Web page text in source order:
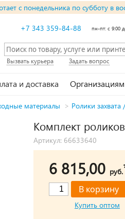
с понедельника по субботу в
+7 343 359-84-88 пн-пт: с 9:00
Вызвать курьера Задать вопрос
и доставка Организациям
материалы > Ролики
Комплект
Артикул: 66633640
6 815,00 руб.
Купить оптом